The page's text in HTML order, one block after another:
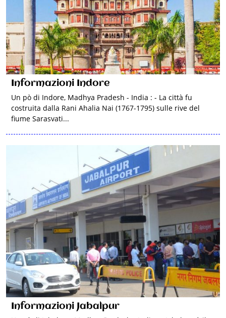
Informazioni Indore
Un pò di Indore, Madhya Pradesh - India : - La città fu
costruita dalla Rani Ahalia Nai (1767-1795) sulle rive del
fiume Sarasvati...
Informazioni Jabalpur